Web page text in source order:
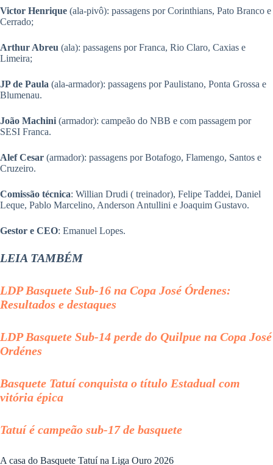
Victor Henrique (ala-pivô): passagens por Corinthians, Pato Branco e
Cerrado;
Arthur Abreu (ala): passagens por Franca, Rio Claro, Caxias e
Limeira;
JP de Paula (ala-armador): passagens por Paulistano, Ponta Grossa e
Blumenau.
João Machini (armador): campeão do NBB e com passagem por
SESI Franca.
Alef Cesar (armador): passagens por Botafogo, Flamengo, Santos e
Cruzeiro.
Comissão técnica: Willian Drudi ( treinador), Felipe Taddei, Daniel
Leque, Pablo Marcelino, Anderson Antullini e Joaquim Gustavo.
Gestor e CEO: Emanuel Lopes.
LEIA TAMBÉM
LDP Basquete Sub-16 na Copa José Órdenes:
Resultados e destaques
LDP Basquete Sub-14 perde do Quilpue na Copa José
Ordénes
Basquete Tatuí conquista o título Estadual com
vitória épica
Tatuí é campeão sub-17 de basquete
A casa do Basquete Tatuí na Liga Ouro 2026